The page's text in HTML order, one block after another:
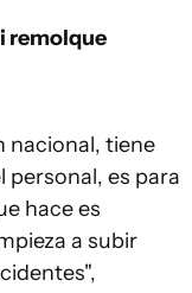
remolque
nacional, tiene
personal, es para
hace es
a subir